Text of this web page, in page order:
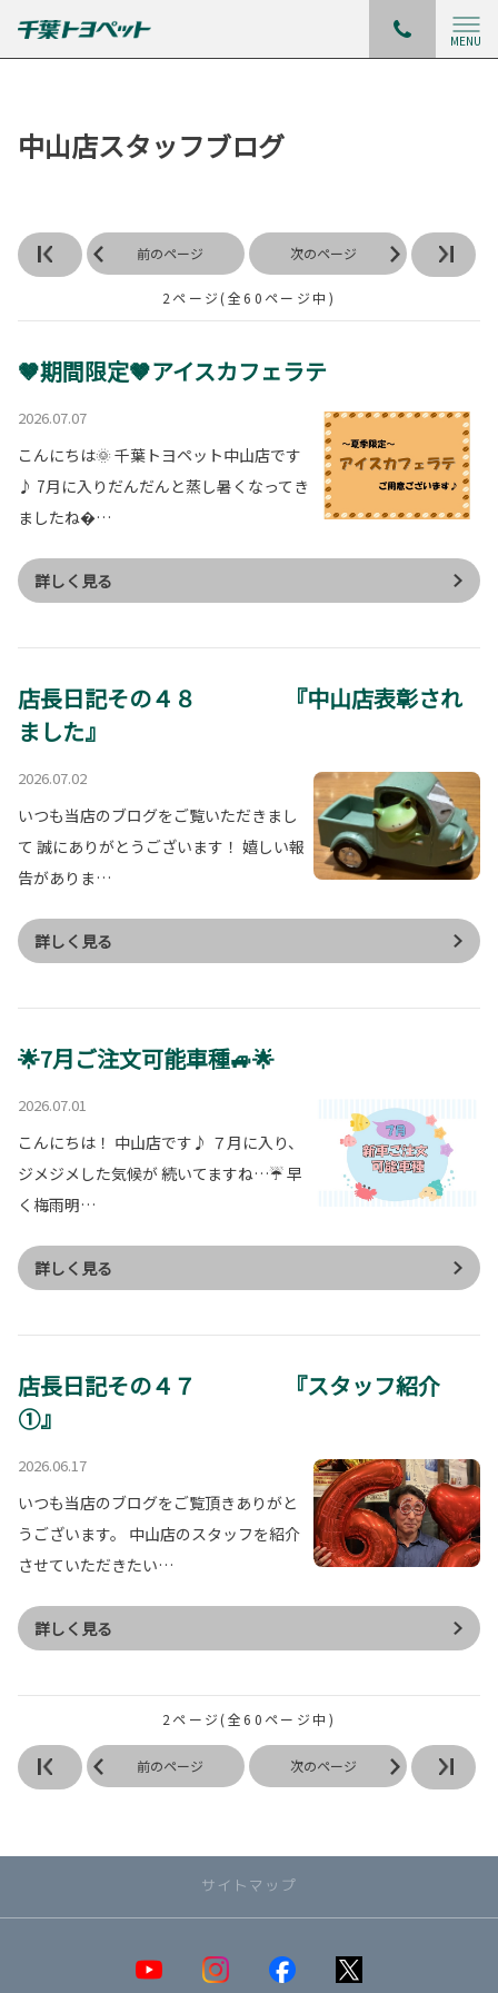
MENU
中山店スタッフブログ
前のページ 次のページ
2ページ(全60ページ中)
🤎期間限定🤎アイスカフェラテ
2026.07.07
こんにちは🌞 千葉トヨペット中山店です
♪ 7月に入りだんだんと蒸し暑くなってき
ましたね…
詳しく見る
店長日記その４８ 『中山店表彰され
ました』
2026.07.02
いつも当店のブログをご覧いただきまし
て 誠にありがとうございます！ 嬉しい報
告がありま…
詳しく見る
🌟7月ご注文可能車種🚙🌟
2026.07.01
こんにちは！ 中山店です♪ ７月に入り、
ジメジメした気候が 続いてますね…☔ 早
く梅雨明…
詳しく見る
店長日記その４７ 『スタッフ紹介
①』
2026.06.17
いつも当店のブログをご覧頂きありがと
うございます。 中山店のスタッフを紹介
させていただきたい…
詳しく見る
2ページ(全60ページ中)
前のページ 次のページ
サイトマップ